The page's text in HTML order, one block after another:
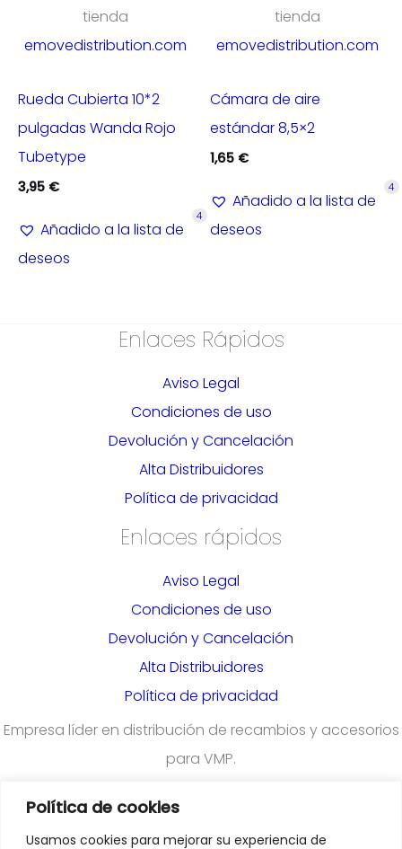
Política de cookies
Usamos cookies para mejorar su experiencia de
tienda
emovedistribution.com
Rueda Cubierta 10*2
pulgadas Wanda Rojo
Tubetype
3,95 €
Añadido a la lista de
deseos
4
tienda
emovedistribution.com
Cámara de aire
estándar 8,5×2
1,65 €
Añadido a la lista de
deseos
4
Enlaces Rápidos
Aviso Legal
Condiciones de uso
Devolución y Cancelación
Alta Distribuidores
Política de privacidad
Enlaces rápidos
Aviso Legal
Condiciones de uso
Devolución y Cancelación
Alta Distribuidores
Política de privacidad
Empresa líder en distribución de recambios y accesorios
para VMP.
¿Quieres darte de alta en nuestra plataforma para